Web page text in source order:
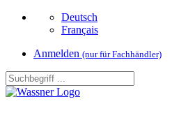
Deutsch
Français
Anmelden (nur für Fachhändler)